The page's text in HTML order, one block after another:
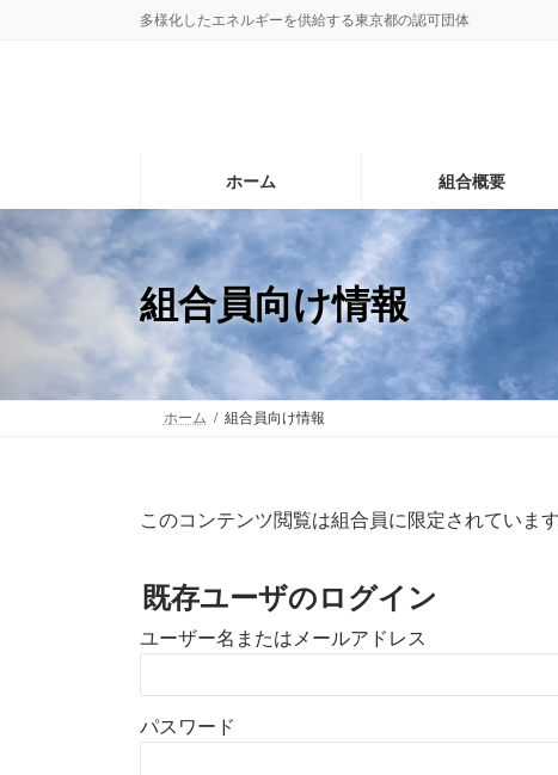
ッ
プ
移
動
多様化したエネルギーを供給する東京都の認可団体
ホーム 組合概要
組合員向け情報
ホーム 組合員向け情報
このコンテンツ閲覧は組合員に限定されていま
既存ユーザのログイン
ユーザー名またはメールアドレス
パスワード